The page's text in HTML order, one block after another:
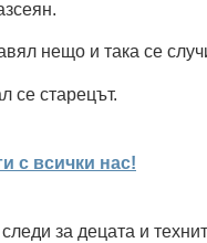
нещо и така се
се старецът.
с всички нас!
за децата и